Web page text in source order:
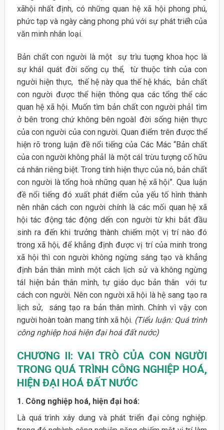
xãhội nhất định, có những quan hệ xã hội phong phú,
phức tạp và ngày càng phong phú với sự phát triểh của
văn minh nhân loại.
Bản chất con người là một sự trìu tuợng khoa học là
sự kháI quát đời sống cụ thể, từ thuộc tính của con
người hiện thực, thế hệ này qua thế hệ khác, bản chất
con người được thể hiện thông qua các tổng thể các
quan hệ xã hội. Muốn tìm bản chất con người phảI tìm
ở bên trong chứ không bên ngoàI đời sống hiện thực
của con người của con người. Quan điểm trên được thể
hiện rõ trong luận đề nổi tiếng của Các Mác “Bản chất
của con người không phảI là một cáI trừu tượng cố hữu
cá nhân riêng biệt. Trong tính hiện thực của nó, bản chất
con người là tổng hoà những quan hệ xã hội”. Qua luận
đề nổi tiếng đó xuất phát điểm của yếu tố hình thành
nên nhân cách con người chính là các mối quan hệ xã
hội tác động tác động dến con người từ khi bắt đầu
sinh ra đến khi trưởng thành chiếm một vị trí nào đó
trong xã hội, để khẳng định được vị trí của minh trong
xã hội thì con người không ngừng sáng tạo và khẳng
định bản thân mình một cách lịch sử và không ngừng
táI hiện bản thân mình, tự giáo dục bản thân với tư
cách con người. Nên con người xã hội là hệ sang tạo ra
lịch sử, sáng tạo ra bản thân mình. Chính vì vậy con
người hoàn toàn mang tính xã hội. (Tiểu luận: Quá trình
công nghiệp hoá hiện đại hoá đất nước)
CHƯƠNG II: VAI TRÒ CỦA CON NGƯỜI
TRONG QUÁ TRÌNH CÔNG NGHIỆP HOÁ,
HIỆN ĐẠI HOÁ ĐẤT NƯỚC
1. Công nghiệp hoá, hiện đại hoá:
Là quá trình xây dung và phát triển đại công nghiệp.